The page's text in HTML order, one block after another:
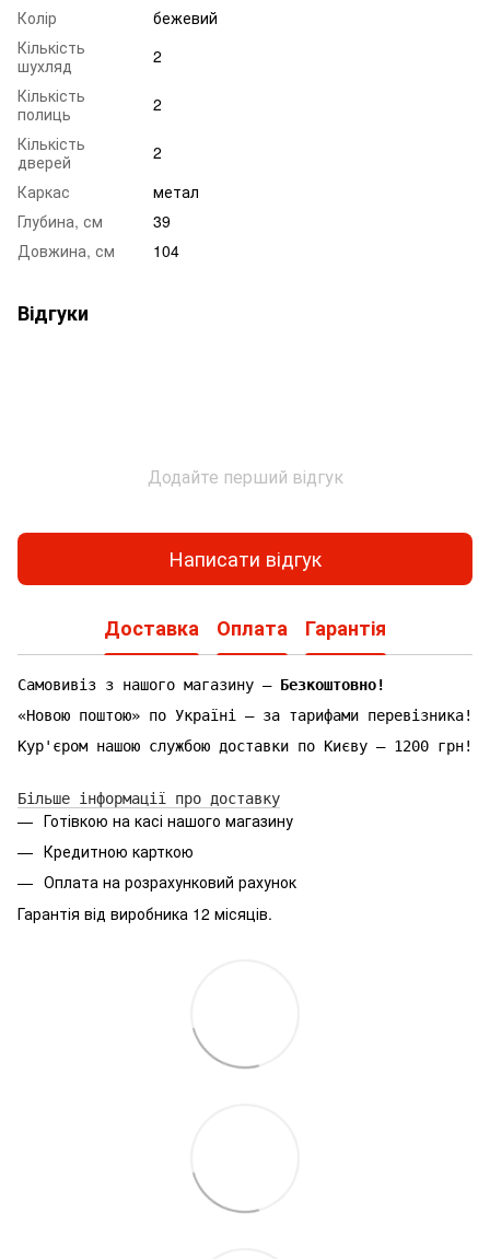
Колір
бежевий
Кількість
шухляд
2
Кількість
полиць
2
Кількість
дверей
2
Каркас
метал
Глубина, см
39
Довжина, см
104
Відгуки
Додайте перший відгук
Написати відгук
Доставка Оплата Гарантія
Самовивіз з нашого магазину — Безкоштовно!
«Новою поштою» по Україні — за тарифами перевізника!
Кур'єром нашою службою доставки по Києву — 1200 грн!
Більше інформації про доставку
Готівкою на касі нашого магазину
Кредитною карткою
Оплата на розрахунковий рахунок
Гарантія від виробника 12 місяців.